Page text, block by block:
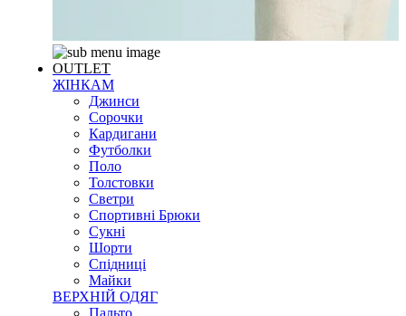
OUTLET
ЖІНКАМ
Джинси
Сорочки
Кардигани
Футболки
Поло
Толстовки
Светри
Спортивні Брюки
Сукні
Шорти
Спідниці
Майки
ВЕРХНІЙ ОДЯГ
Пальто